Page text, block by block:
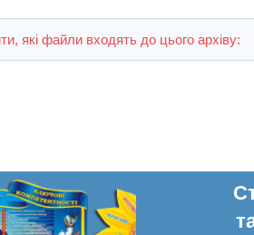
які файли входять до цього архіву: